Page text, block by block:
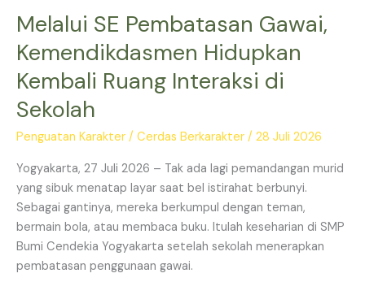
Melalui SE Pembatasan Gawai,
Kemendikdasmen Hidupkan
Kembali Ruang Interaksi di
Sekolah
Penguatan Karakter / Cerdas Berkarakter / 28 Juli 2026
Yogyakarta, 27 Juli 2026 – Tak ada lagi pemandangan murid
yang sibuk menatap layar saat bel istirahat berbunyi.
Sebagai gantinya, mereka berkumpul dengan teman,
bermain bola, atau membaca buku. Itulah keseharian di SMP
Bumi Cendekia Yogyakarta setelah sekolah menerapkan
pembatasan penggunaan gawai.